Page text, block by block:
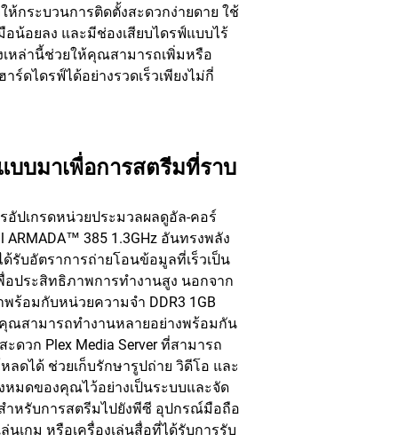
ให้กระบวนการติดตั้งสะดวกง่ายดาย ใช้
อน้อยลง และมีช่องเสียบไดรฟ์แบบไร้
เหล่านี้ช่วยให้คุณสามารถเพิ่มหรือ
าร์ดไดรฟ์ได้อย่างรวดเร็วเพียงไม่กี่
บบมาเพื่อการสตรีมที่ราบ
อัปเกรดหน่วยประมวลผลดูอัล-คอร์
ARMADA™ 385 1.3GHz อันทรงพลัง
รับอัตราการถ่ายโอนข้อมูลที่เร็วเป็น
อประสิทธิภาพการทำงานสูง นอกจาก
พร้อมกับหน่วยความจำ DDR3 1GB
ณสามารถทำงานหลายอย่างพร้อมกัน
ะดวก Plex Media Server ที่สามารถ
ลดได้ ช่วยเก็บรักษารูปถ่าย วิดีโอ และ
หมดของคุณไว้อย่างเป็นระบบและจัด
ำหรับการสตรีมไปยังพีซี อุปกรณ์มือถือ
ล่นเกม หรือเครื่องเล่นสื่อที่ได้รับการรับ